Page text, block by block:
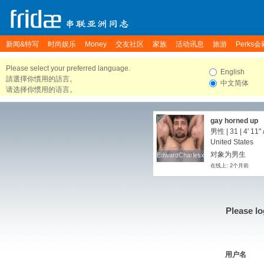
新闻&特写 时尚娱乐 Money 交友社区 家族 活动讯息 旅游 Perks会
Please select your preferred language.
請選擇你慣用的語言。
请选择你惯用的语言。
English
中文简体
EdwardCharlesx
EdwardCharlesx
gay horned up
男性 | 31 | 4' 11"
United States
对象为男生
在线上: 2个月前
Please
用户名